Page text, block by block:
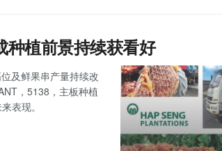
种植前景持续获看好
及鲜果串产量持续改
，5138，主板种植
表现。